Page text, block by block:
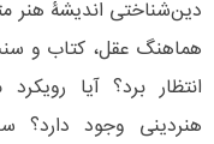
دین‌‌شناختی اندیشۀ هنر
هماهنگ عقل، کتاب و
انتظار برد؟ آیا
هنر‌‌‌‌دینی وجود